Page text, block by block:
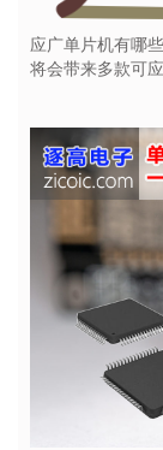
应广单片机有哪
将会带来多款可